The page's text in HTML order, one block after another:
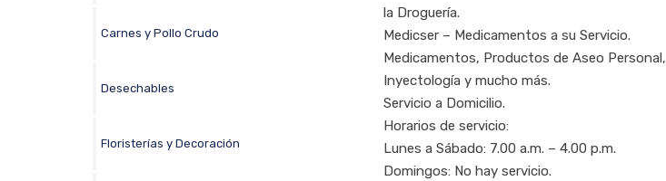
Carnes y Pollo Crudo
Desechables
Floristerías y Decoración
la Droguería.
Medicser – Medicamentos a su Servicio.
Medicamentos, Productos de Aseo Personal,
Inyectología y mucho más.
Servicio a Domicilio.
Horarios de servicio:
Lunes a Sábado: 7.00 a.m. – 4.00 p.m.
Domingos: No hay servicio.